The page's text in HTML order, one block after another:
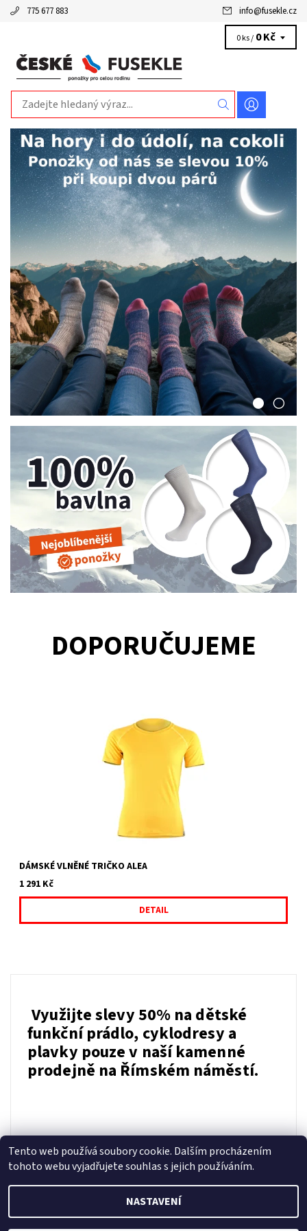
775 677 883 info@fusekle.cz
0 ks / 0 Kč
DOPORUČUJEME
ALEA Dámské vlněné triko, jednovrstvý úplet. Je vhodný jako
první vrstva v létě nebo v zimě na turistiku, nebo také pro volný
čas.MATERIÁL: 100% MERINO VLNA, 160 g
DÁMSKÉ VLNĚNÉ TRIČKO ALEA
1 291 Kč
DETAIL
Využijte slevy 50% na dětské
funkční prádlo, cyklodresy a
plavky pouze v naší kamenné
prodejně na Římském náměstí.
2026 © fusekle.cz, všechna práva vyhrazena
Tento web používá soubory cookie. Dalším procházením
tohoto webu vyjadřujete souhlas s jejich používáním.
NASTAVENÍ